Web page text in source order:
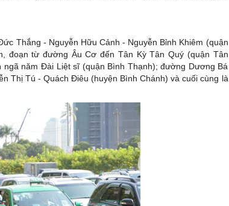
Thắng - Nguyễn Hữu Cảnh - Nguyễn Bỉnh Khiêm (quận
đoạn từ đường Âu Cơ đến Tân Kỳ Tân Quý (quận Tân
năm Đài Liệt sĩ (quận Bình Thạnh); đường Dương Bá
Thị Tú - Quách Điêu (huyện Bình Chánh) và cuối cùng là